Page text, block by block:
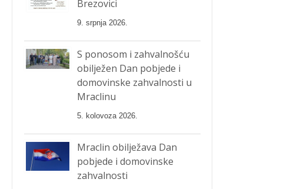
Brezovici
9. srpnja 2026.
S ponosom i zahvalnošću
obilježen Dan pobjede i
domovinske zahvalnosti u
Mraclinu
5. kolovoza 2026.
Mraclin obilježava Dan
pobjede i domovinske
zahvalnosti